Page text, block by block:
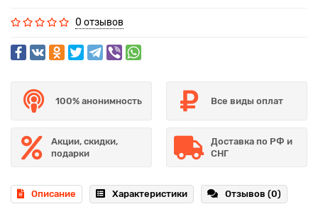
0 отзывов
100% анонимность Все виды оплат
Акции, скидки,
подарки
Доставка по РФ и
СНГ
Описание Характеристики Отзывов (0)